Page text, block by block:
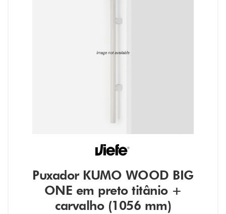
Puxador KUMO WOOD BIG
ONE em preto titânio +
carvalho (1056 mm)